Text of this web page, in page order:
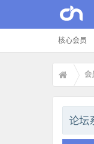
核心会员
会
论坛